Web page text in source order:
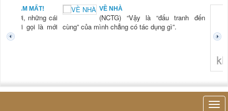
NAM MẤT!
“Xời, những cái
mới gọi là mới
VỀ NHÀ
(NCTG) “Vậy là “đấu tranh đến
cùng” của mình chẳng có tác dụng gì”.